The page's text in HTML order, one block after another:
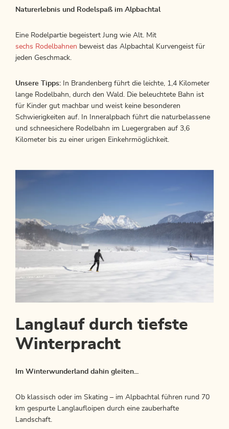
Naturerlebnis und Rodelspaß im Alpbachtal
Eine Rodelpartie begeistert Jung wie Alt. Mit
sechs Rodelbahnen beweist das Alpbachtal Kurvengeist für
jeden Geschmack.
Unsere Tipps:
In Brandenberg führt die leichte, 1,4 Kilometer
lange Rodelbahn, durch den Wald. Die beleuchtete Bahn ist
für Kinder gut machbar und weist keine besonderen
Schwierigkeiten auf. In Inneralpbach führt die naturbelassene
und schneesichere Rodelbahn im Luegergraben auf 3,6
Kilometer bis zu einer urigen Einkehrmöglichkeit.
Langlauf durch tiefste
Winterpracht
Im Winterwunderland dahin gleiten...
Ob klassisch oder im Skating – im Alpbachtal führen rund 70
km gespurte Langlaufloipen durch eine zauberhafte
Landschaft.